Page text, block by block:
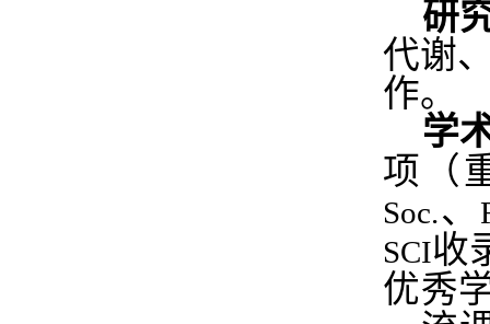
研
代谢
作。
学
项（
Soc.、
SCI收
优秀